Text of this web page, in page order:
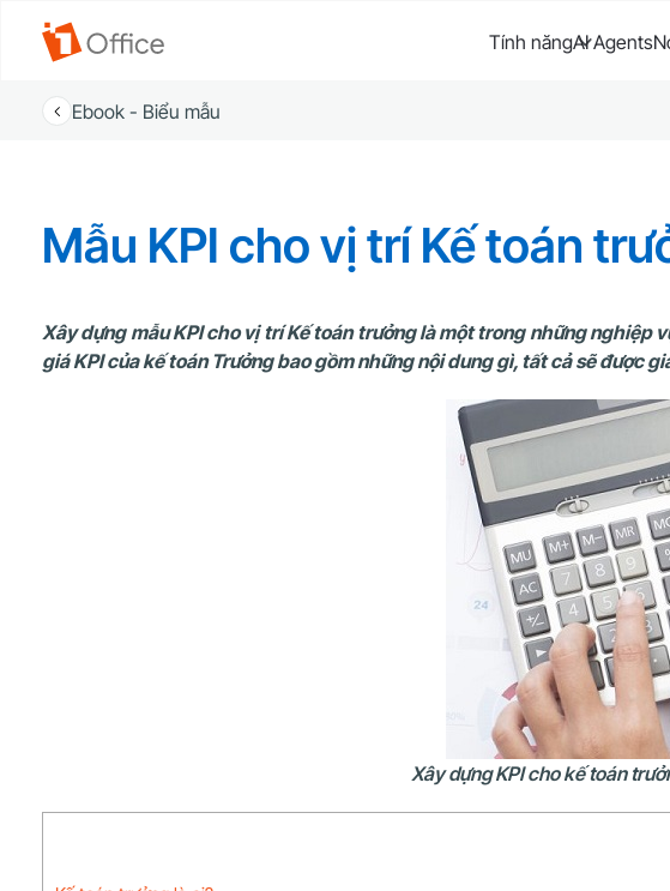
Tính năngAI Agents
Ebook - Biểu mẫu
Mẫu KPI cho vị trí Kế toán
Xây dựng mẫu KPI cho vị trí Kế toán trưởng là một trong những
giá KPI của kế toán Trưởng bao gồm những nội dung gì, tất cả sẽ được
Xây dựng KPI cho kế toán